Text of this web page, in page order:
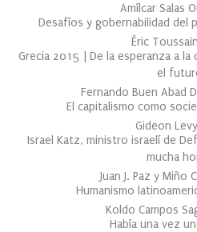
Amílcar Salas
Desafíos y gobernabilidad del
Éric
Grecia 2015 | De la esperanza a
el
Fernando Buen Abad
El capitalismo como
Gideon Levy
Israel Katz, ministro israelí de
mucha
Juan J. Paz y Miño
Humanismo
Koldo Campos
Había una vez